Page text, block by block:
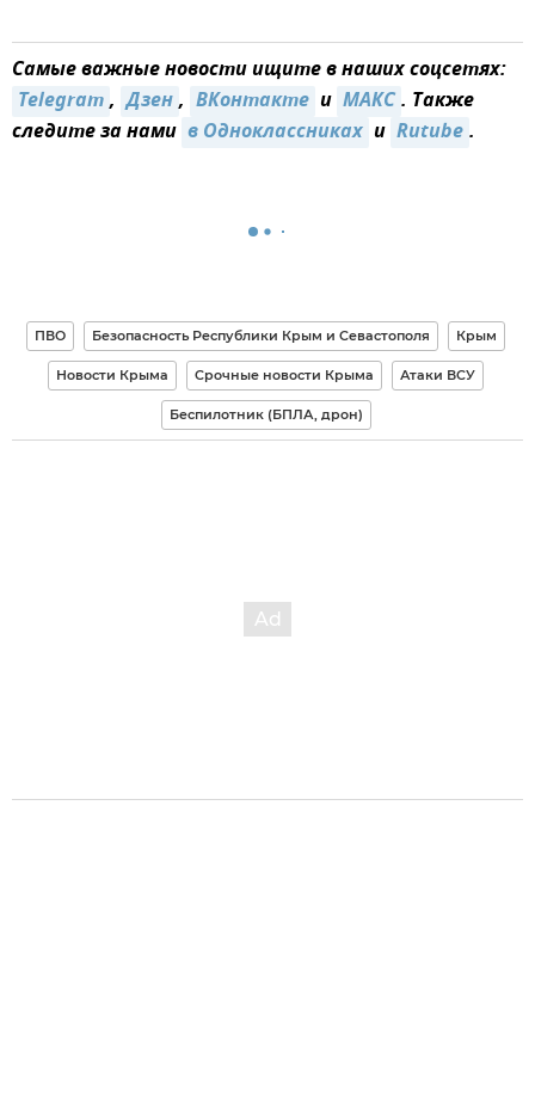
Самые важные новости ищите в наших соцсетях:
Telegram, Дзен, ВКонтакте и MAКС. Также
следите за нами в Одноклассниках и Rutube.
ПВО Безопасность Республики Крым и Севастополя Крым
Новости Крыма Срочные новости Крыма Атаки ВСУ
Беспилотник (БПЛА, дрон)